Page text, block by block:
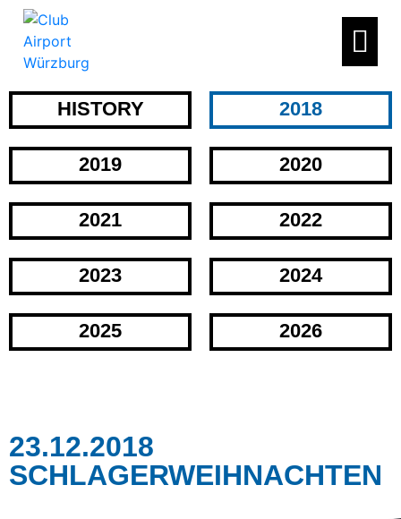
HISTORY 2018
2019 2020
2021 2022
2023 2024
2025 2026
23.12.2018
SCHLAGERWEIHNACHTEN